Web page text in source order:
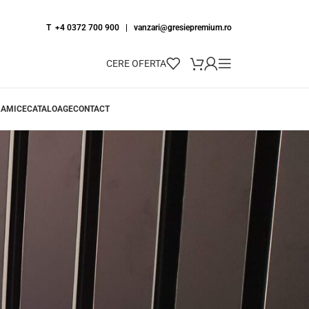
T +4 0372 700 900 | vanzari@gresiepremium.ro
CERE OFERTA
CATALOAGECONTACT